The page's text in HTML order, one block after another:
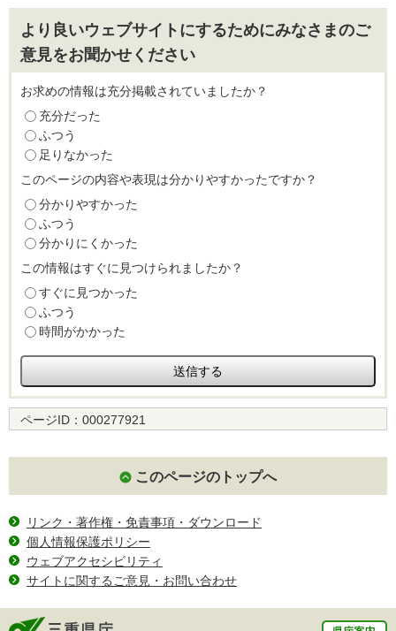
より良いウェブサイトにするためにみなさまのご
意見をお聞かせください
お求めの情報は充分掲載されていましたか？
充分だった
ふつう
足りなかった
このページの内容や表現は分かりやすかったですか？
分かりやすかった
ふつう
分かりにくかった
この情報はすぐに見つけられましたか？
すぐに見つかった
ふつう
時間がかかった
ページID： 000277921
このページのトップへ
リンク・著作権・免責事項・ダウンロード
個人情報保護ポリシー
ウェブアクセシビリティ
サイトに関するご意見・お問い合わせ